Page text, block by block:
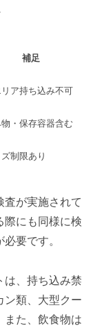
補足
ア持ち込み不可
・保存容器含む
制限あり
査が実施されて
際にも同様に検
要です。
は、持ち込み禁
ン類、大型クー
また、飲食物は